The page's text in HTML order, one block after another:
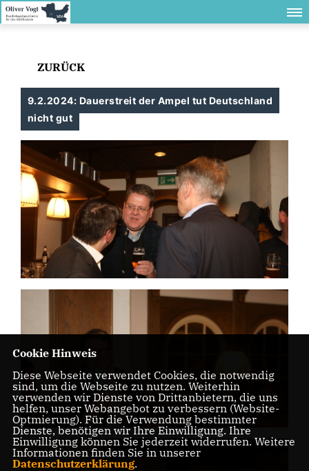
ZURÜCK
9.2.2024: Dauerstreit der Ampel tut Deutschland
nicht gut
Cookie Hinweis
Diese Webseite verwendet Cookies, die notwendig
sind, um die Webseite zu nutzen. Weiterhin
verwenden wir Dienste von Drittanbietern, die uns
helfen, unser Webangebot zu verbessern (Website-
Optmierung). Für die Verwendung bestimmter
Dienste, benötigen wir Ihre Einwilligung. Ihre
Einwilligung können Sie jederzeit widerrufen. Weitere
Informationen finden Sie in unserer
Datenschutzerklärung.